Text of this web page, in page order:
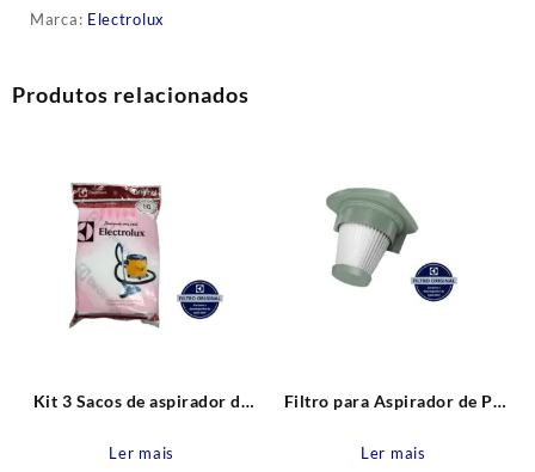
Marca: Electrolux
Produtos relacionados
Kit 3 Sacos de aspirador de
Descartável Original
Ler mais
Filtro para Aspirador de Pó
Original Electrolux
Ler mais